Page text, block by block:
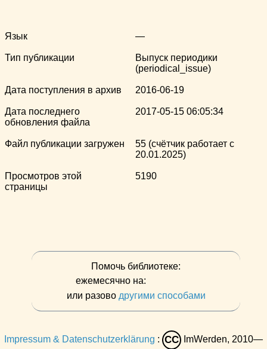
Язык —
Тип публикации
Выпуск периодики
(periodical_issue)
Дата поступления в архив 2016-06-19
Дата последнего
обновления файла
2017-05-15 06:05:34
Файл публикации загружен
55 (счётчик работает с
20.01.2025)
Просмотров этой
страницы
5190
Помочь библиотеке:
ежемесячно на:
или разово другими способами
Impressum & Datenschutzerklärung : CC ImWerden, 2010—